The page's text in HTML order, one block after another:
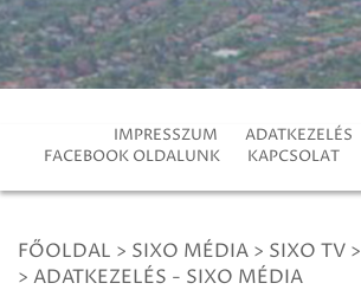
IMPRESSZUM ADATKEZELÉS
FACEBOOK OLDALUNK
KAPCSOLAT
FŐOLDAL > SIXO MÉDIA > SIXO TV >
> ADATKEZELÉS - SIXO MÉDIA